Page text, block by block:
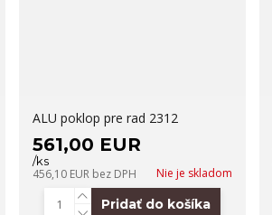
ALU poklop pre rad 2312
561,00 EUR
/ks
456,10 EUR bez DPH Nie je skladom
Pridať do košíka